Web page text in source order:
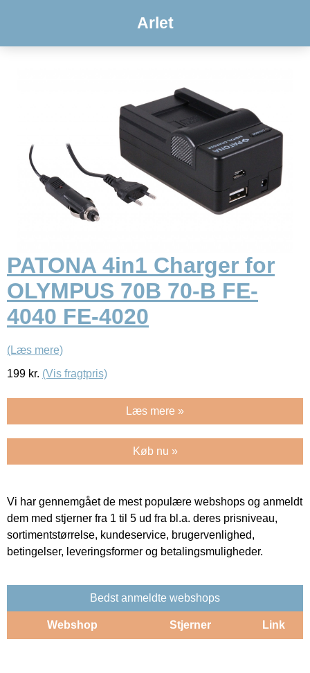
Arlet
PATONA 4in1 Charger for
OLYMPUS 70B 70-B FE-
4040 FE-4020
(Læs mere)
199 kr. (Vis fragtpris)
Læs mere »
Køb nu »
Vi har gennemgået de mest populære webshops og anmeldt
dem med stjerner fra 1 til 5 ud fra bl.a. deres prisniveau,
sortimentstørrelse, kundeservice, brugervenlighed,
betingelser, leveringsformer og betalingsmuligheder.
Bedst anmeldte webshops
Webshop Stjerner Link